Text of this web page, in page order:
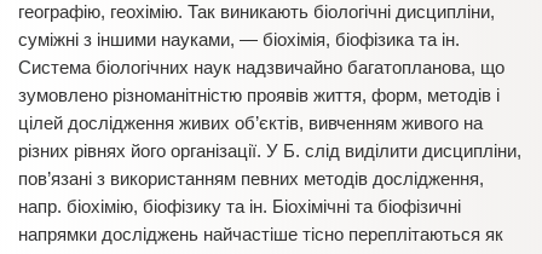
географію, геохімію. Так виникають біологічні дисципліни,
суміжні з іншими науками, — біохімія, біофізика та ін.
Система біологічних наук надзвичайно багатопланова, що
зумовлено різноманітністю проявів життя, форм, методів і
цілей дослідження живих об’єктів, вивченням живого на
різних рівнях його організації. У Б. слід виділити дисципліни,
пов’язані з використанням певних методів дослідження,
напр. біохімію, біофізику та ін. Біохімічні та біофізичні
напрямки досліджень найчастіше тісно переплітаються як